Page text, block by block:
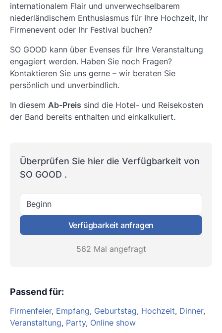
internationalem Flair und unverwechselbarem
niederländischem Enthusiasmus für Ihre Hochzeit, Ihr
Firmenevent oder Ihr Festival buchen?
SO GOOD kann über Evenses für Ihre Veranstaltung
engagiert werden. Haben Sie noch Fragen?
Kontaktieren Sie uns gerne – wir beraten Sie
persönlich und unverbindlich.
In diesem Ab-Preis sind die Hotel- und Reisekosten
der Band bereits enthalten und einkalkuliert.
Überprüfen Sie hier die Verfügbarkeit von
SO GOOD .
Beginn
Verfügbarkeit anfragen
562 Mal angefragt
Passend für:
Firmenfeier, Empfang, Geburtstag, Hochzeit, Dinner,
Veranstaltung, Party, Online show